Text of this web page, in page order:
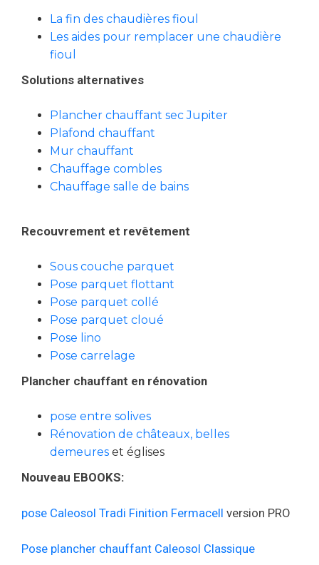
La fin des chaudières fioul
Les aides pour remplacer une chaudière
fioul
Solutions alternatives
Plancher chauffant sec Jupiter
Plafond chauffant
Mur chauffant
Chauffage combles
Chauffage salle de bains
Recouvrement et revêtement
Sous couche parquet
Pose parquet flottant
Pose parquet collé
Pose parquet cloué
Pose lino
Pose carrelage
Plancher chauffant en rénovation
pose entre solives
Rénovation de châteaux, belles
demeures et églises
Nouveau EBOOKS:
pose Caleosol Tradi Finition Fermacell version PRO
Pose plancher chauffant Caleosol Classique